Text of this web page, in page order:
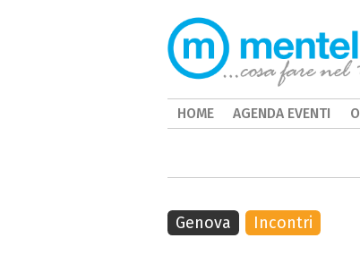
Genova Incontri
HOME AGENDA EVENTI